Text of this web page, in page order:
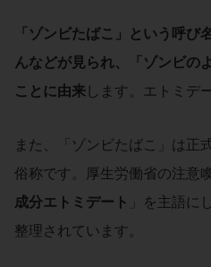
「ゾンビたばこ」という呼び
んなどが見られ、「ゾンビの
ことに由来 します。エトミデ
また、「ゾンビたばこ」は正
俗称です。厚生労働省の注意
成分エトミデート
」を主語に
整理されています。